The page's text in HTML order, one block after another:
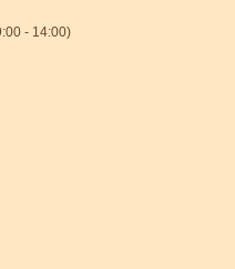
- 14:00)